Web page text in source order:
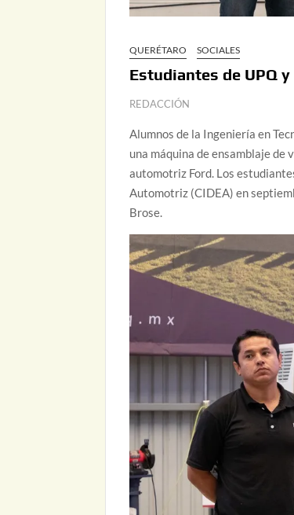
QUERÉTARO SOCIALES
Estudiantes de UPQ
REDACCIÓN
Alumnos de la Ingeniería en
una máquina de ensamblaje
automotriz Ford. Los
Automotriz (CIDEA) en
Brose.